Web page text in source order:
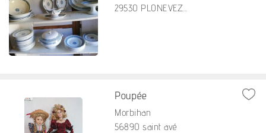
29530 PLONEVEZ...
Poupée
Morbihan
56890 saint avé